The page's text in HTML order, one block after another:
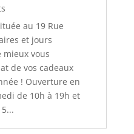
au 19 Rue
et jours
vous
de vos cadeaux
! Ouverture en
de 10h à 19h et